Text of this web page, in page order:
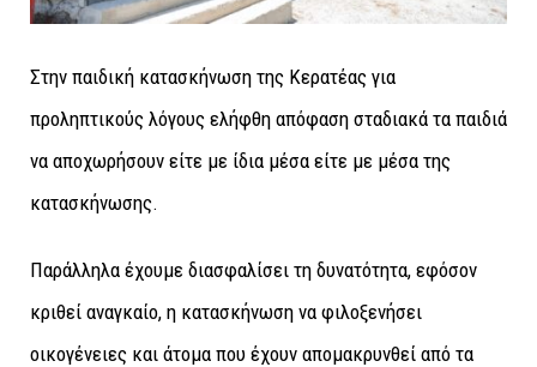
Στην παιδική κατασκήνωση της Κερατέας για
προληπτικούς λόγους ελήφθη απόφαση σταδιακά τα παιδιά
να αποχωρήσουν είτε με ίδια μέσα είτε με μέσα της
κατασκήνωσης.
Παράλληλα έχουμε διασφαλίσει τη δυνατότητα, εφόσον
κριθεί αναγκαίο, η κατασκήνωση να φιλοξενήσει
οικογένειες και άτομα που έχουν απομακρυνθεί από τα